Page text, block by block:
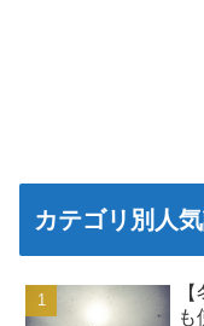
カテゴリ別人
も